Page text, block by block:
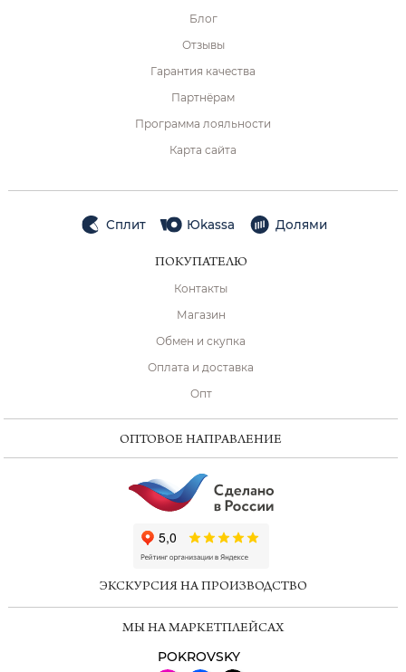
Блог
Отзывы
Гарантия качества
Партнёрам
Программа лояльности
Карта сайта
Сплит Юkassa Долями
ПОКУПАТЕЛЮ
Контакты
Магазин
Обмен и скупка
Оплата и доставка
Опт
ОПТОВОЕ НАПРАВЛЕНИЕ
ЭКСКУРСИЯ НА ПРОИЗВОДСТВО
МЫ НА МАРКЕТПЛЕЙСАХ
POKROVSKY